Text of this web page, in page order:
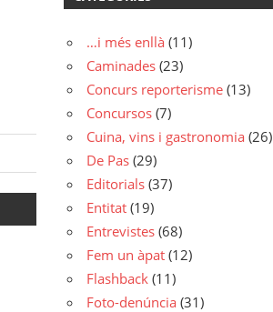
…i més enllà (11)
Caminades (23)
Concurs reporterisme (13)
Concursos (7)
Cuina, vins i gastronomia (26)
De Pas (29)
Editorials (37)
Entitat (19)
Entrevistes (68)
Fem un àpat (12)
Flashback (11)
Foto-denúncia (31)